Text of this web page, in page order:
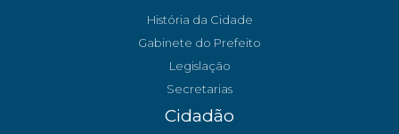
História da Cidade
Gabinete do Prefeito
Legislação
Secretarias
Cidadão